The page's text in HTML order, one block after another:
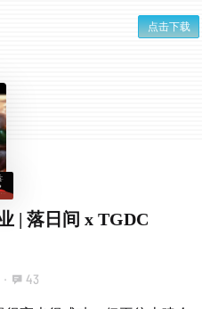
点击下载
| 落日间 x TGDC
· 43